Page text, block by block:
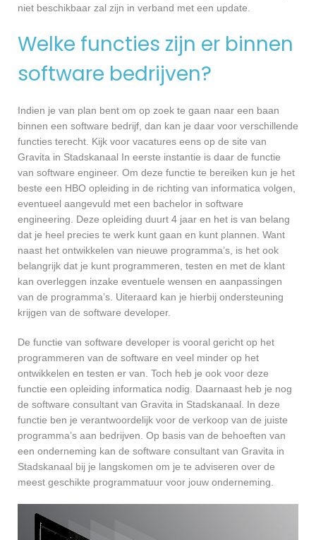
niet beschikbaar zal zijn in verband met een update.
Welke functies zijn er binnen
software bedrijven?
Indien je van plan bent om op zoek te gaan naar een baan
binnen een software bedrijf, dan kan je daar voor verschillende
functies terecht. Kijk voor vacatures eens op de site van
Gravita in Stadskanaal In eerste instantie is daar de functie
van software engineer. Om deze functie te bereiken kun je het
beste een HBO opleiding in de richting van informatica volgen,
eventueel aangevuld met een bachelor in software
engineering. Deze opleiding duurt 4 jaar en het is van belang
dat je heel precies te werk kunt gaan en kunt plannen. Want
naast het ontwikkelen van nieuwe programma’s, is het ook
belangrijk dat je kunt programmeren, testen en met de klant
kan overleggen inzake eventuele wensen en aanpassingen
van de programma’s. Uiteraard kan je hierbij ondersteuning
krijgen van de software developer.
De functie van software developer is vooral gericht op het
programmeren van de software en veel minder op het
ontwikkelen en testen er van. Toch heb je ook voor deze
functie een opleiding informatica nodig. Daarnaast heb je nog
de software consultant van Gravita in Stadskanaal. In deze
functie ben je verantwoordelijk voor de verkoop van de juiste
programma’s aan bedrijven. Op basis van de behoeften van
een onderneming kan de software consultant van Gravita in
Stadskanaal bij je langskomen om je te adviseren over de
meest geschikte programmatuur voor jouw onderneming.